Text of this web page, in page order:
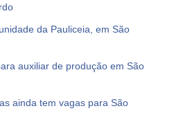
da Pauliceia, em São
auxiliar de produção em São
ainda tem vagas para São